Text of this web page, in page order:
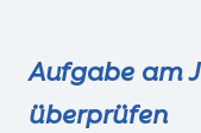
Aufgabe am
überprüfen